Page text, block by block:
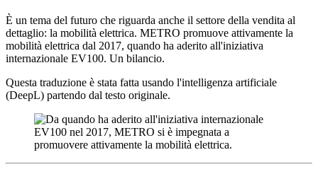
È un tema del futuro che riguarda anche il settore della vendita al
dettaglio: la mobilità elettrica. METRO promuove attivamente la
mobilità elettrica dal 2017, quando ha aderito all'iniziativa
internazionale EV100. Un bilancio.
Questa traduzione è stata fatta usando l'intelligenza artificiale
(DeepL) partendo dal testo originale.